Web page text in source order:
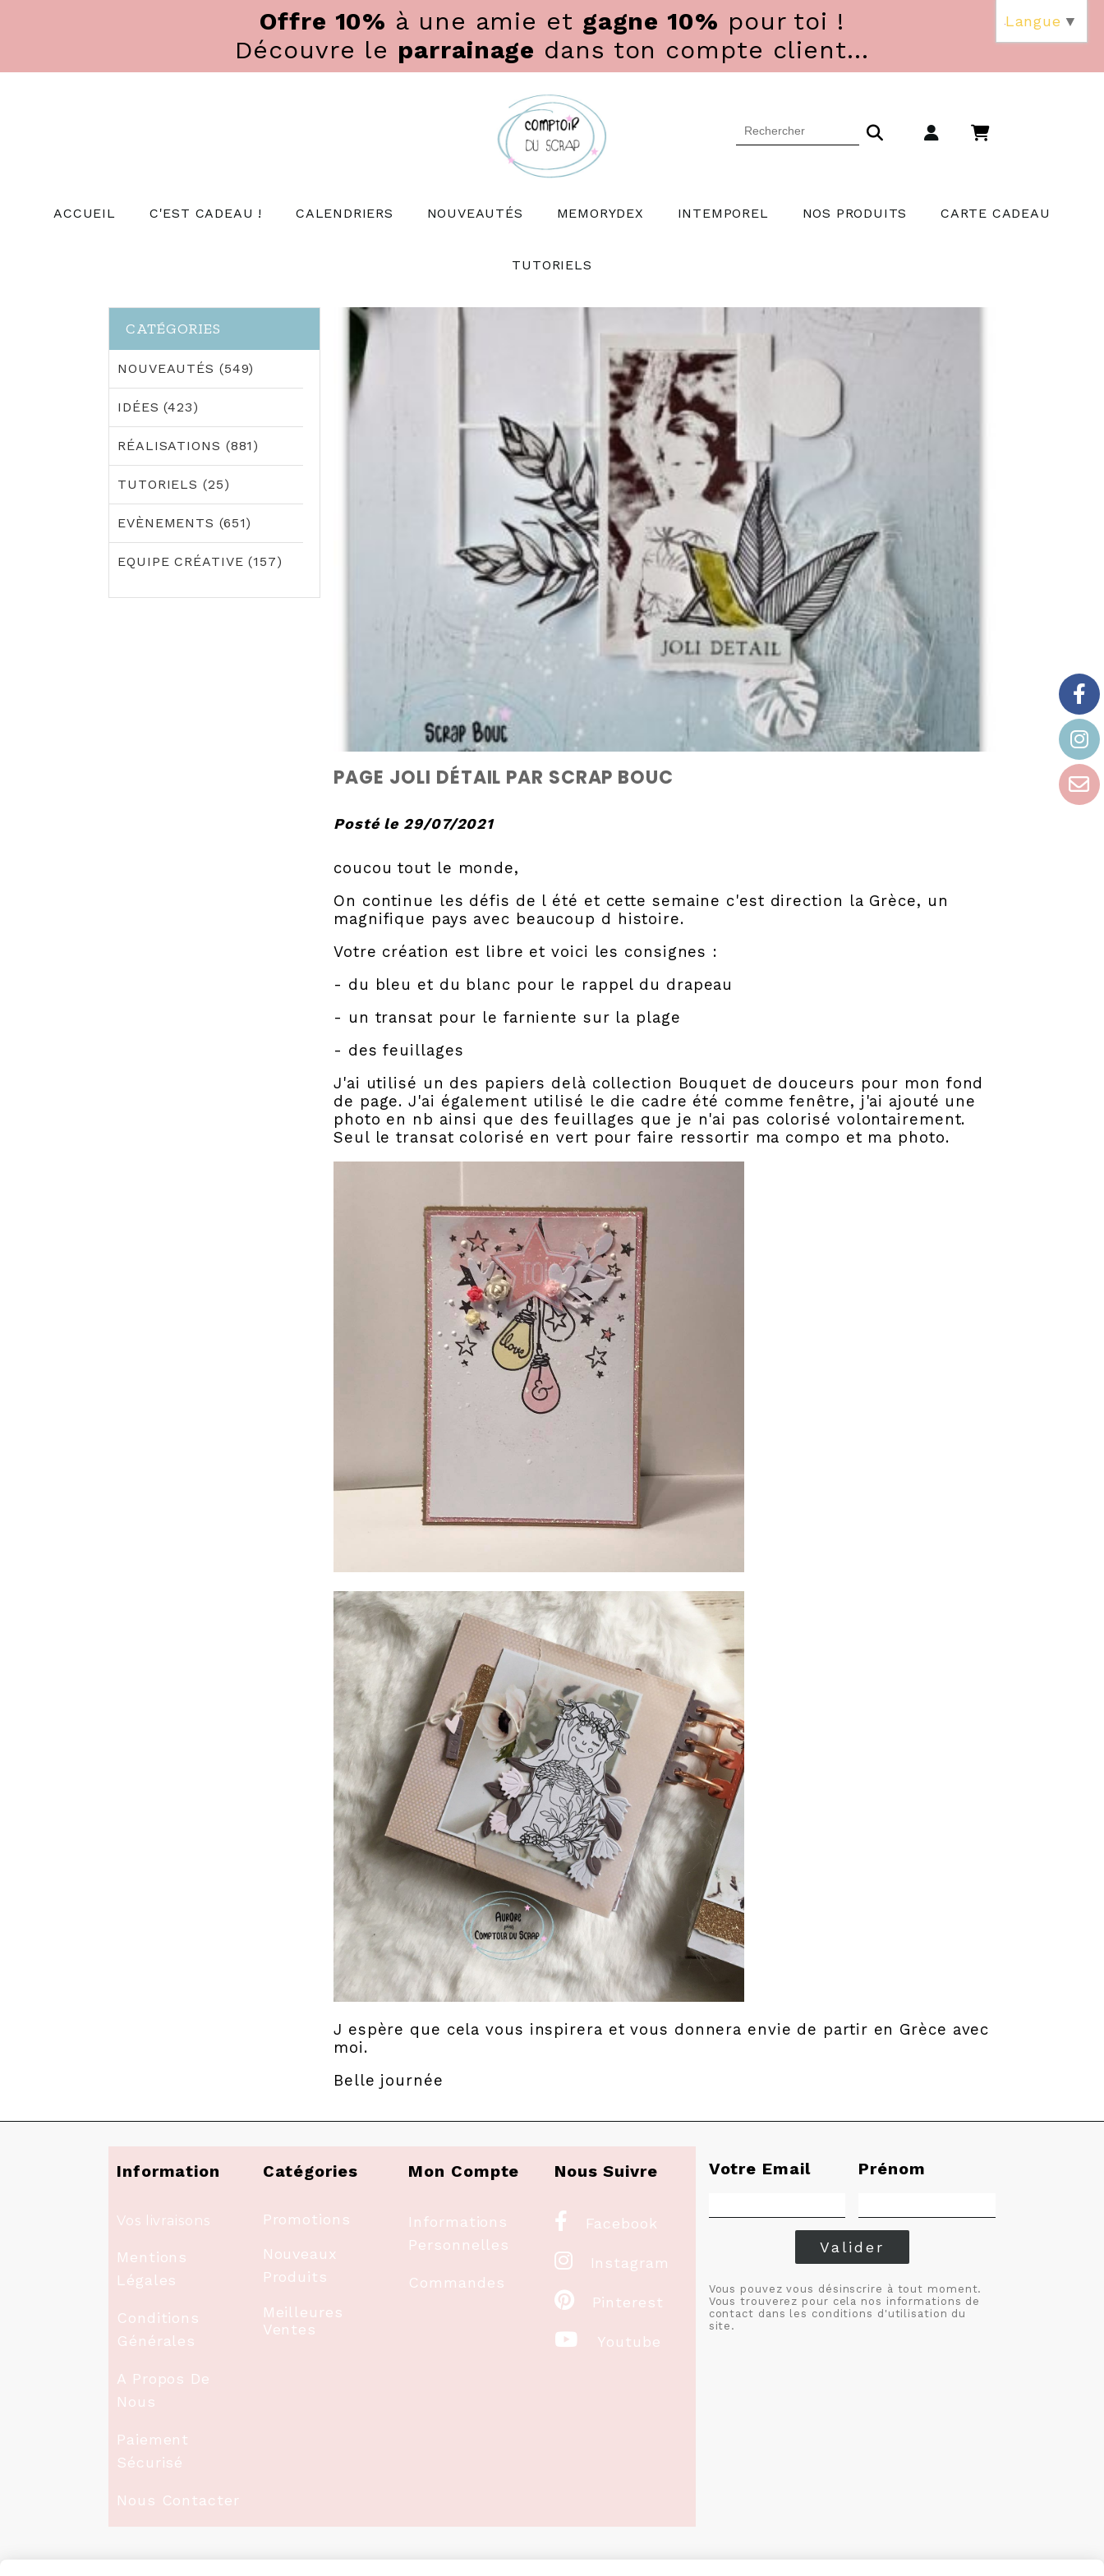
Offre 10% à une amie et gagne 10% pour toi !
Découvre le parrainage dans ton compte client...
ACCUEIL C'EST CADEAU ! CALENDRIERS NOUVEAUTÉS MEMORYDEX INTEMPOREL NOS PRODUITS CARTE CADEAU
TUTORIELS
PAGE JOLI DÉTAIL PAR SCRAP BOUC
Posté le 29/07/2021
coucou tout le monde,
On continue les défis de l été et cette semaine c'est direction la Grèce, un
magnifique pays avec beaucoup d histoire.
Votre création est libre et voici les consignes :
- du bleu et du blanc pour le rappel du drapeau
- un transat pour le farniente sur la plage
- des feuillages
J'ai utilisé un des papiers delà collection Bouquet de douceurs pour mon fond
de page. J'ai également utilisé le die cadre été comme fenêtre, j'ai ajouté une
photo en nb ainsi que des feuillages que je n'ai pas colorisé volontairement.
Seul le transat colorisé en vert pour faire ressortir ma compo et ma photo.
J espère que cela vous inspirera et vous donnera envie de partir en Grèce avec
moi.
Belle journée
CATÉGORIES
NOUVEAUTÉS (549)
IDÉES (423)
RÉALISATIONS (881)
TUTORIELS (25)
EVÈNEMENTS (651)
EQUIPE CRÉATIVE (157)
Information
Vos livraisons
Mentions
Légales
Conditions
Générales
A Propos De
Nous
Paiement
Sécurisé
Nous Contacter
Catégories
Promotions
Nouveaux
Produits
Meilleures
Ventes
Mon Compte
Informations
Personnelles
Commandes
Nous Suivre
 Facebook
 Instagram
 Pinterest
 Youtube
Votre Email Prénom
Valider
Vous pouvez vous désinscrire à tout moment.
Vous trouverez pour cela nos informations de
contact dans les conditions d'utilisation du
site.
Langue ▼